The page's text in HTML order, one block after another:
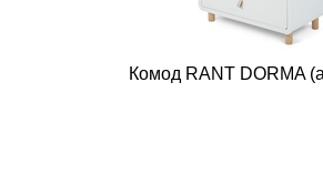
Комод RANT DORMA